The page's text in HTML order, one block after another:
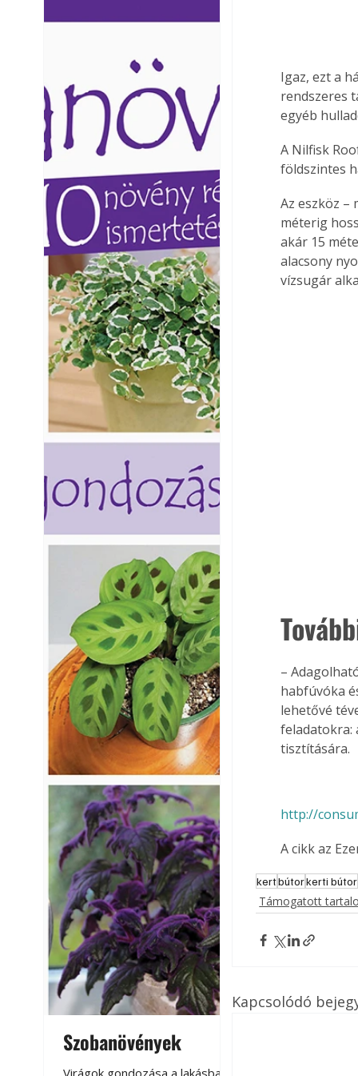
Szobanövények
Igaz, ezt a
rendszeres
egyéb
A Nilfisk
földszintes
Az eszköz –
méterig
akár 15
alacsony
vízsugár
–
habfúvóka
lehetővé
feladatokra:
tisztítására.
http://
A cikk az
kertbútorkerti bútor
Támogatott
Kapcsolódó